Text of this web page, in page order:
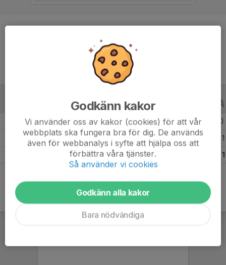
ALLA ÅR
Säsongen 25/26 8 0
Säsongen 24/25 17 7 11
11
Godkänn kakor
Vi använder oss av kakor (cookies) för att vår
webbplats ska fungera bra för dig. De används
även för webbanalys i syfte att hjälpa oss att
förbättra våra tjänster.
Så använder vi cookies
Godkänn alla kakor
Bara nödvändiga